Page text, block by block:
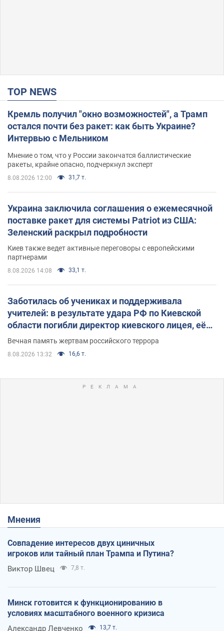
TOP NEWS
Кремль получил "окно возможностей", а Трамп
остался почти без ракет: как быть Украине?
Интервью с Мельником
Мнение о том, что у России закончатся баллистические
ракеты, крайне опасно, подчеркнул эксперт
8.08.2026 12:00 31,7 т.
Украина заключила соглашения о ежемесячной
поставке ракет для системы Patriot из США:
Зеленский раскрыл подробности
Киев также ведет активные переговоры с европейскими
партнерами
8.08.2026 14:08 33,1 т.
Заботилась об учениках и поддерживала
учителей: в результате удара РФ по Киевской
области погибли директор киевского лицея, её
муж и внук
Вечная память жертвам российского террора
8.08.2026 13:32 16,6 т.
Мнения
Совпадение интересов двух циничных
игроков или тайный план Трампа и Путина?
Виктор Швец 7,8 т.
Минск готовится к функционированию в
условиях масштабного военного кризиса
Александр Левченко 13,7 т.